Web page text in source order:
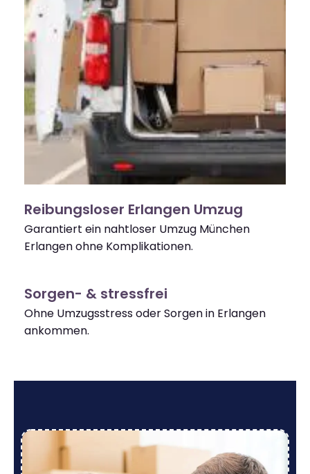
Reibungsloser Erlangen Umzug
Garantiert ein nahtloser Umzug München
Erlangen ohne Komplikationen.
Sorgen- & stressfrei
Ohne Umzugsstress oder Sorgen in Erlangen
ankommen.